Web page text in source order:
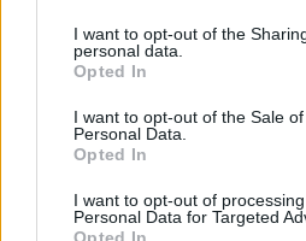
I want to opt-out of the
personal data.
Opted In
I want to opt-out of the Sale
Personal Data.
Opted In
I want to opt-out of
Personal Data for Targeted